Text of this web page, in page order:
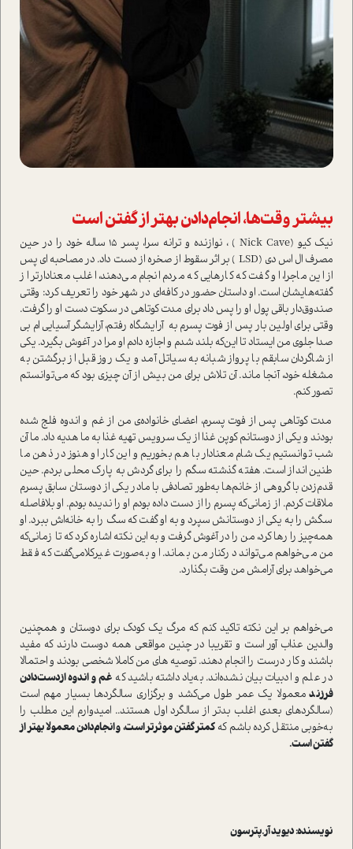
بیشتر وقت‌ها، انجام‌دادن بهتر از گفتن ا‌ست
نیک کیو (Nick Cave ) ، نوازنده و ترانه سرا، پسر 15 ساله خود را در حین
مصرف ال اس دی (LSD ) بر اثر سقوط از صخره از دست داد. در مصاحبه ای پس
از این ماجرا، او گفت که کارهایی که مردم انجام می‌دهند، اغلب معنادارتر از
گفته‌هایشان ا‌ست. او دا‌ستان حضور در کافه‌ای در شهر خود را تعریف کرد: وقتی
صندوق‌دار باقی پول او را پس داد برای مدت کوتاهی در سکوت دست او را گرفت.
وقتی برای اولین بار پس از فوت پسرم به آرایشگاه رفتم، آرایشگر آسیایی ام بی
صدا جلوی من ایستاد تا این‌که بلند شدم و اجازه دادم او مرا در آغوش بگیرد. یکی
از شاگردان سابقم با پرواز شبانه به سیاتل آمد و یک روز قبل از برگشتن به
مشغله خود، آنجا ماند. آن تلاش برای من بیش از آن چیزی بود که می‌توانستم
تصور کنم.
مدت کوتاهی پس از فوت پسرم، اعضای خانواده‌ی من از غم و اندوه فلج شده
بودند و یکی از دوستانم کوپن غذا از یک سرویس تهیه غذا به ما هدیه داد. ما آن
شب توانستیم یک شام معنادار با هم بخوریم و این کار او هنوز در ذهن ما
طنین انداز ا‌ست. هفته گذشته سگم را برای گردش به پارک محلی بردم. حین
قدم‌زدن با گروهی از خانم‌ها به‌طور تصادفی با مادر یکی از دوستان سابق پسرم
ملاقات کردم. از زمانی‌که پسرم را از دست داده بودم او را ندیده بودم. او بلافاصله
سگش را به یکی از دوستانش سپرد و به او گفت که سگ را به خانه‌اش ببرد. او
همه‌چیز را رها کرد، من را در آغوش گرفت و به این نکته اشاره کرد که تا زمانی‌که
من می‌خواهم می‌تواند در‌کنار من بماند. او به‌صورت غیرکلامی‌گفت که فقط
می‌خواهد برای آرامش من وقت بگذارد.
می‌خواهم بر این نکته تاکید کنم که مرگ یک کودک برای دوستان و همچنین
والدین عذاب آور ا‌ست و تقریبا در چنین مواقعی همه دوست دارند که مفید
باشند و کار درست را انجام دهند. توصیه های من کاملا شخصی بودند و احتمالا
در علم و ادبیات بیان نشده‌اند. به‌یاد داشته باشید که غم و اندوه از‌دست‌دادن
فرزند معمولا یک عمر طول می‌کشد و برگزاری سالگردها بسیار مهم ا‌ست
(سالگردهای بعدی اغلب بدتر از سالگرد اول هستند‌.. امیدوارم این مطلب را
به‌خوبی منتقل کرده باشم که کمتر گفتن موثرتر ا‌ست، و انجام‌دادن معمولا بهتر از
گفتن ا‌ست.
نویسنده: دیوید آر.پترسون